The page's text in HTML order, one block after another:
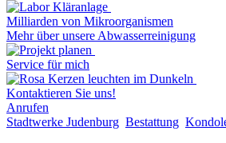
Milliarden von Mikroorganismen
Mehr über unsere Abwasserreinigung
Service für mich
Kontaktieren Sie uns!
Anrufen
Stadtwerke Judenburg Bestattung